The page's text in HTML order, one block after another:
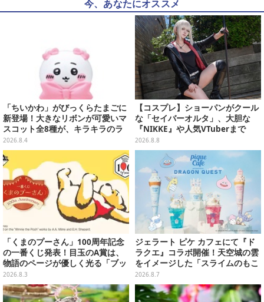
今、あなたにオススメ
「ちいかわ」がびっくらたまごに
新登場！大きなリボンが可愛いマ
スコット全8種が、キラキラのラ
メ入り入浴剤から飛び出す
2026.8.4
【コスプレ】ショーパンがクール
な「セイバーオルタ」、大胆な
『NIKKE』や人気VTuberまで
「アコスタ池袋」美女レイヤーま
とめ
2026.8.8
「くまのプーさん」100周年記念
の一番くじ発表！目玉のA賞は、
物語のページが優しく光る「ブッ
クシェイプドライト」
2026.8.3
ジェラート ピケ カフェにて『ド
ラクエ』コラボ開催！天空城の雲
をイメージした「スライムのもこ
もこ天空クレープ」などを提供
2026.8.7